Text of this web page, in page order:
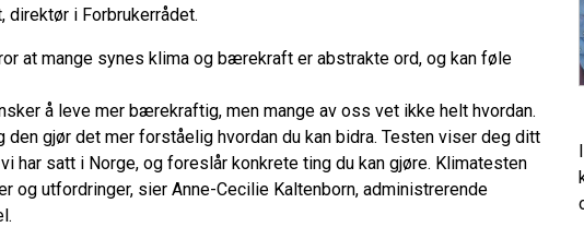
i Forbrukerrådet.
at mange synes klima og bærekraft er abstrakte ord, og kan føle
å leve mer bærekraftig, men mange av oss vet ikke helt hvordan.
den gjør det mer forståelig hvordan du kan bidra. Testen viser deg ditt
har satt i Norge, og foreslår konkrete ting du kan gjøre. Klimatesten
og utfordringer, sier Anne-Cecilie Kaltenborn, administrerende